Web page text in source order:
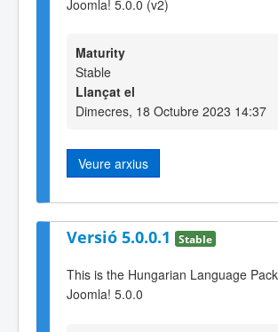
Joomla! 5.0.0 (v2)
Maturity
Stable
Llançat el
Dimecres, 18 Octubre 2023 14:37
Veure arxius
Versió 5.0.0.1 Stable
This is the Hungarian Language
Joomla! 5.0.0